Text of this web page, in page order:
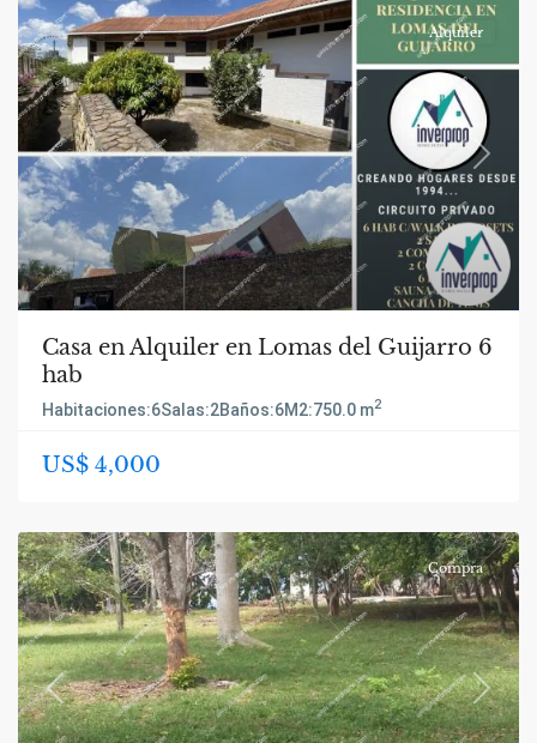
Previous Next
Alquiler
Casa en Alquiler en Lomas del Guijarro 6
hab
Habitaciones:6Salas:2Baños:6M2:750.0 m2
US$ 4,000
Previous Next
Compra